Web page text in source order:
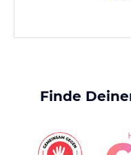
Finde